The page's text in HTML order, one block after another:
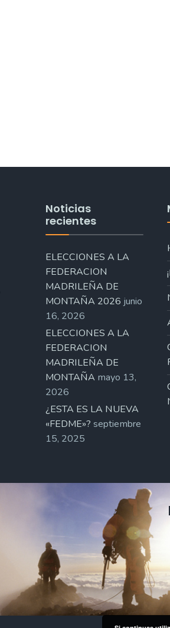
Noticias
recientes
ELECCIONES A LA
FEDERACION
MADRILEÑA DE
MONTAÑA 2026 junio
16, 2026
ELECCIONES A LA
FEDERACION
MADRILEÑA DE
MONTAÑA mayo 13,
2026
¿ESTA ES LA NUEVA
«FEDME»? septiembre
15, 2025